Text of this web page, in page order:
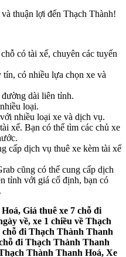
thuận lợi đến Thạch Thành!
có tài xế, chuyên các tuyến
có nhiều lựa chọn xe và
dài liên tỉnh.
loại.
nhiều loại xe và dịch vụ.
xế. Bạn có thể tìm các chủ xe
cấp dịch vụ thuê xe kèm tài xế
cũng có thể cung cấp dịch
tỉnh với giá cố định, bạn có
Giá thuê xe 7 chỗ đi
về, xe 1 chiều về Thạch
đi Thạch Thành Thanh
đi Thạch Thành Thanh
Thành Thanh Hoá, Xe